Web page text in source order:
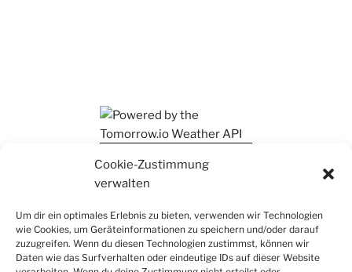
Cookie-Zustimmung
verwalten
Um dir ein optimales Erlebnis zu bieten, verwenden wir Technologien
wie Cookies, um Geräteinformationen zu speichern und/oder darauf
zuzugreifen. Wenn du diesen Technologien zustimmst, können wir
Daten wie das Surfverhalten oder eindeutige IDs auf dieser Website